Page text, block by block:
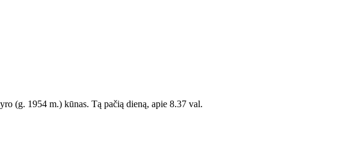
(g. 1954 m.) kūnas. Tą pačią dieną, apie 8.37 val.